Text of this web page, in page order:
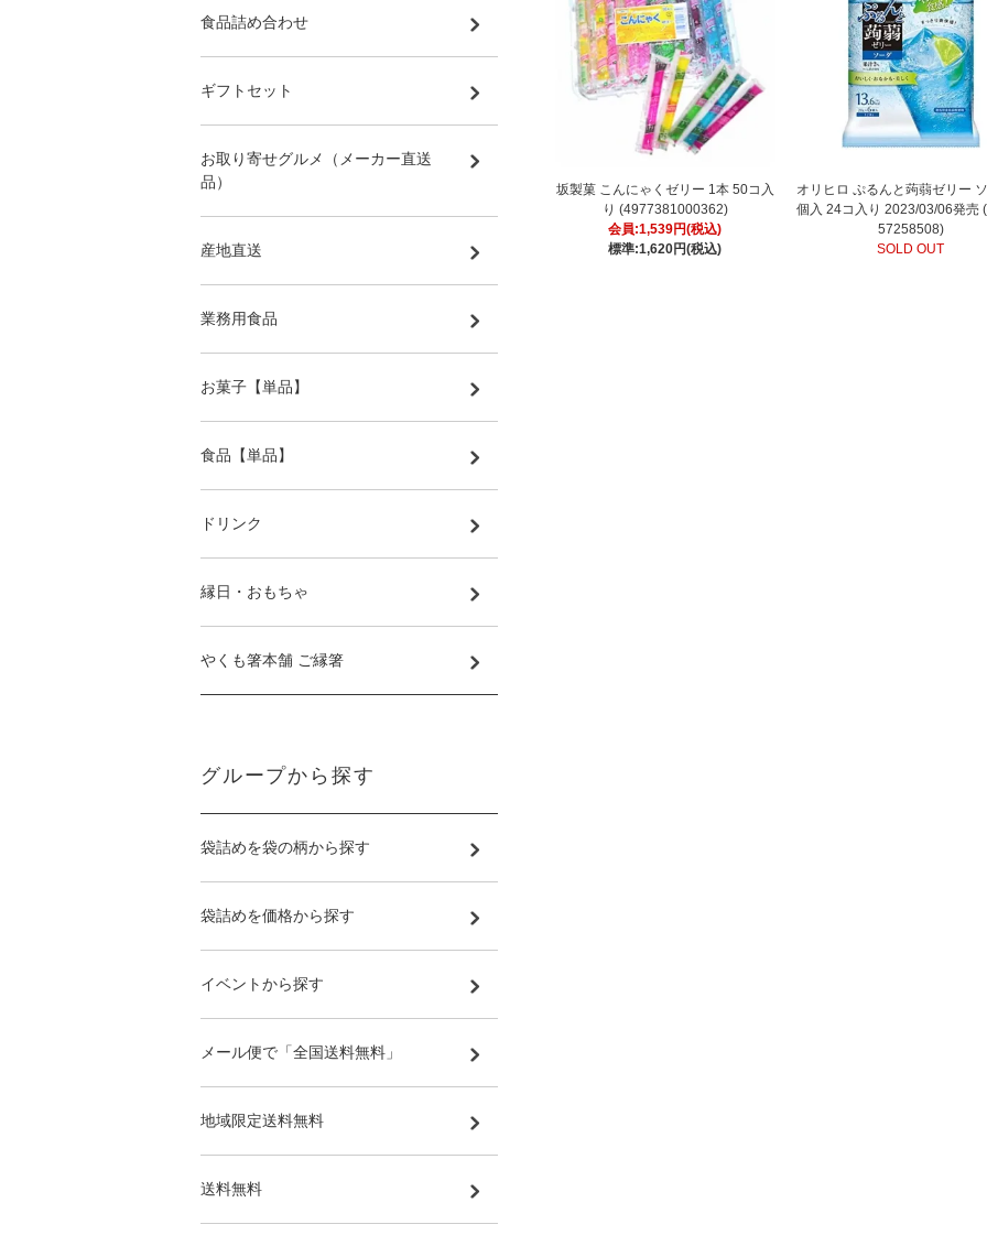
坂製菓 こんにゃくゼリー 1本 50コ入
り (4977381000362)
会員:1,539円(税込)
標準:1,620円(税込)
オリヒロ ぷるんと蒟蒻ゼリー
個入 24コ入り 2023/03/06発売
57258508)
SOLD OUT
食品詰め合わせ
ギフトセット
お取り寄せグルメ（メーカー直送
品）
産地直送
業務用食品
お菓子【単品】
食品【単品】
ドリンク
縁日・おもちゃ
やくも箸本舗 ご縁箸
グループから探す
袋詰めを袋の柄から探す
袋詰めを価格から探す
イベントから探す
メール便で「全国送料無料」
地域限定送料無料
送料無料